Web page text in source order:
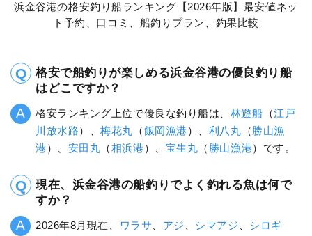
浜金谷港の格安釣り船ランキング【2026年版】最安値ネッ
ト予約、口コミ、船釣りプラン、釣果比較
格安で船釣りが楽しめる浜金谷港の優良釣り船
はどこですか？
格安ランキング上位で優良な釣り船は、 林遊船 （江戸
川放水路）、梅花丸 （飯岡漁港 ）、 利八丸 （勝山漁
港 ）、 安田丸 （相浜港 ）、 宝生丸 （ 勝山漁港）です。
現在、浜金谷港の船釣りでよく釣れる魚は何で
すか？
2026年8月現在、 ワラサ アジ シマアジ
シロギ